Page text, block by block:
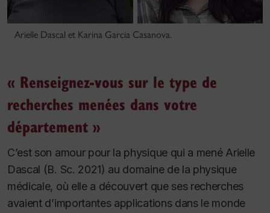
Arielle Dascal et Karina Garcia Casanova.
« Renseignez-vous sur le type de
recherches menées dans votre
département »
C’est son amour pour la physique qui a mené Arielle
Dascal (B. Sc. 2021) au domaine de la physique
médicale, où elle a découvert que ses recherches
avaient d’importantes applications dans le monde